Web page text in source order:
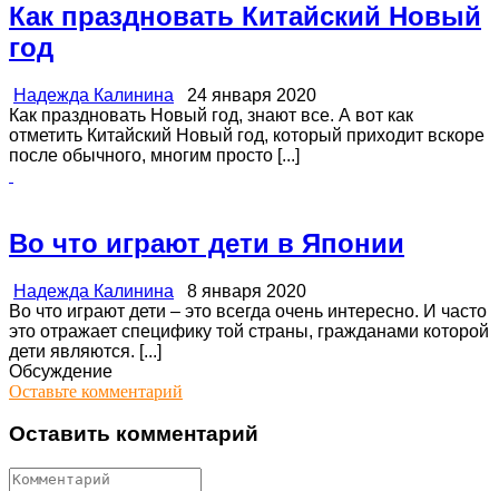
Как праздновать Китайский Новый
год
Надежда Калинина 24 января 2020
Как праздновать Новый год, знают все. А вот как
отметить Китайский Новый год, который приходит вскоре
после обычного, многим просто [...]
Во что играют дети в Японии
Надежда Калинина 8 января 2020
Во что играют дети – это всегда очень интересно. И часто
это отражает специфику той страны, гражданами которой
дети являются. [...]
Обсуждение
Оставьте комментарий
Оставить комментарий